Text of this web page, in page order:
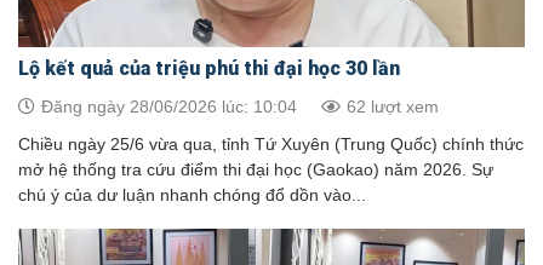
Lộ kết quả của triệu phú thi đại học 30 lần
Đăng ngày 28/06/2026 lúc: 10:04 62 lượt xem
Chiều ngày 25/6 vừa qua, tỉnh Tứ Xuyên (Trung Quốc) chính thức
mở hệ thống tra cứu điểm thi đại học (Gaokao) năm 2026. Sự
chú ý của dư luận nhanh chóng đổ dồn vào...